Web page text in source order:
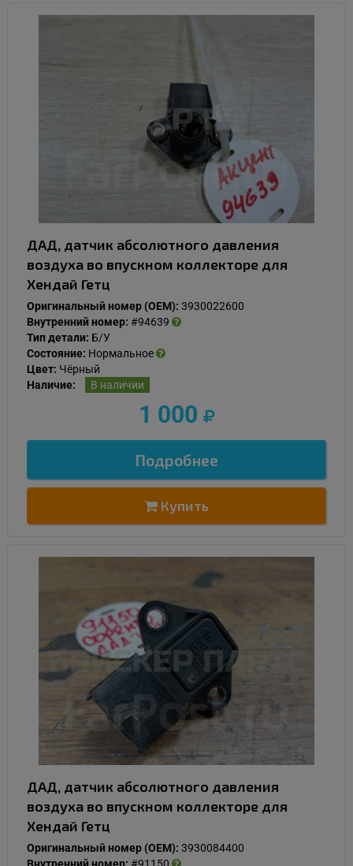
ДАД, датчик абсолютного давления
воздуха во впускном коллекторе для
Хендай Гетц
Оригинальный номер (OEM): 3930022600
Внутренний номер: #94639
Тип детали: Б/У
Состояние: Нормальное
Цвет: Чёрный
Наличие:
В наличии
1 000
Подробнее
Купить
ДАД, датчик абсолютного давления
воздуха во впускном коллекторе для
Хендай Гетц
Оригинальный номер (OEM): 3930084400